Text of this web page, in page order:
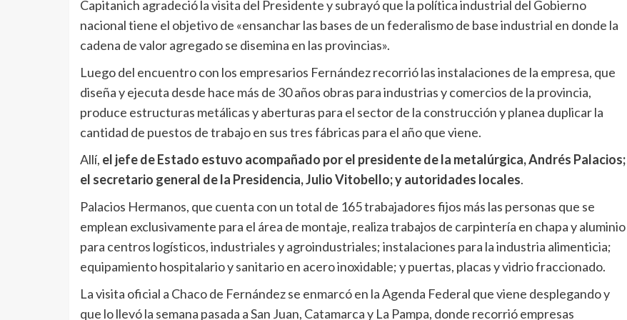
Capitanich agradeció la visita del Presidente y subrayó que la política industrial del Gobierno
nacional tiene el objetivo de «ensanchar las bases de un federalismo de base industrial en donde la
cadena de valor agregado se disemina en las provincias».
Luego del encuentro con los empresarios Fernández recorrió las instalaciones de la empresa, que
diseña y ejecuta desde hace más de 30 años obras para industrias y comercios de la provincia,
produce estructuras metálicas y aberturas para el sector de la construcción y planea duplicar la
cantidad de puestos de trabajo en sus tres fábricas para el año que viene.
Allí, el jefe de Estado estuvo acompañado por el presidente de la metalúrgica, Andrés Palacios;
el secretario general de la Presidencia, Julio Vitobello; y autoridades locales.
Palacios Hermanos, que cuenta con un total de 165 trabajadores fijos más las personas que se
emplean exclusivamente para el área de montaje, realiza trabajos de carpintería en chapa y aluminio
para centros logísticos, industriales y agroindustriales; instalaciones para la industria alimenticia;
equipamiento hospitalario y sanitario en acero inoxidable; y puertas, placas y vidrio fraccionado.
La visita oficial a Chaco de Fernández se enmarcó en la Agenda Federal que viene desplegando y
que lo llevó la semana pasada a San Juan, Catamarca y La Pampa, donde recorrió empresas